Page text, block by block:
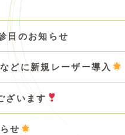
日のお知らせ
どに新規レーザー導入
ざいます
せ